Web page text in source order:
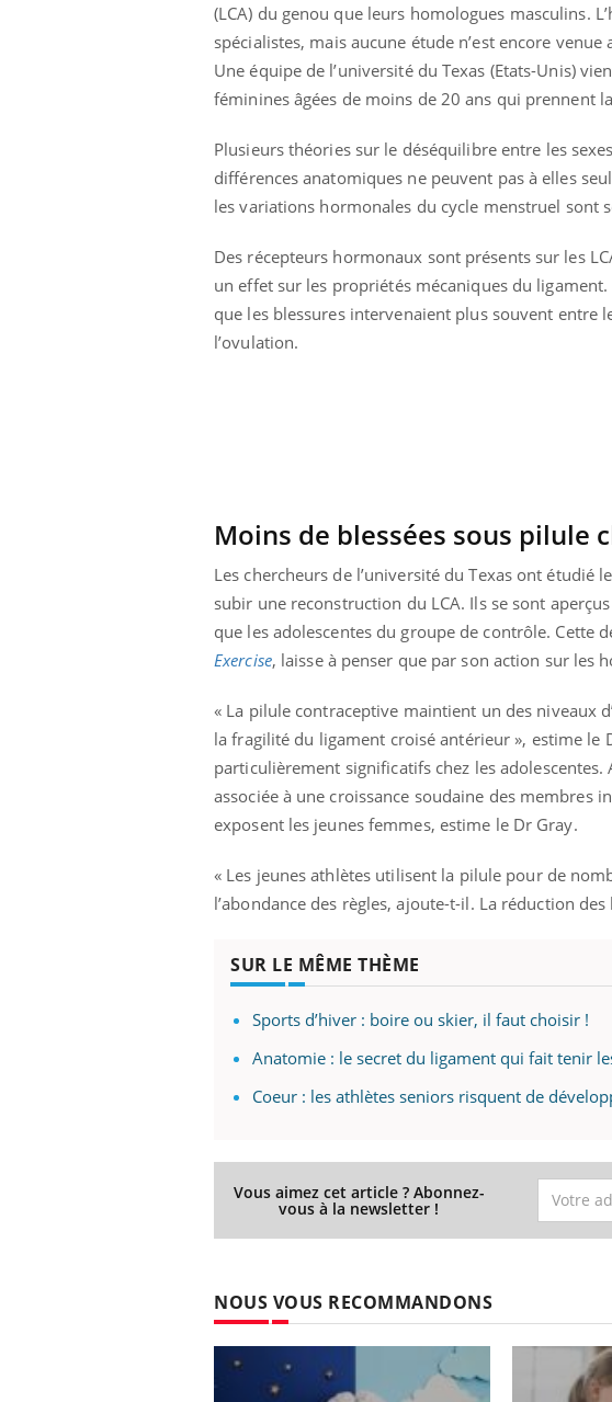
(LCA) du genou que leurs homologues masculins.
spécialistes, mais aucune étude n’est encore
Une équipe de l’université du Texas (Etats-Unis)
féminines âgées de moins de 20 ans qui prennent
Plusieurs théories sur le déséquilibre entre les
différences anatomiques ne peuvent pas à elles
les variations hormonales du cycle menstruel sont
Des récepteurs hormonaux sont présents sur les
un effet sur les propriétés mécaniques du
que les blessures intervenaient plus souvent entre
l’ovulation.
Moins de blessées sous pilule
Les chercheurs de l’université du Texas ont étudié
subir une reconstruction du LCA. Ils se sont
que les adolescentes du groupe de contrôle. Cette
Exercise, laisse à penser que par son action sur les
« La pilule contraceptive maintient un des niveaux
la fragilité du ligament croisé antérieur », estime le
particulièrement significatifs chez les
associée à une croissance soudaine des membres
exposent les jeunes femmes, estime le Dr Gray.
« Les jeunes athlètes utilisent la pilule pour de
l’abondance des règles, ajoute-t-il. La réduction
SUR LE MÊME THÈME
Sports d’hiver : boire ou skier, il faut choisir !
Anatomie : le secret du ligament qui fait tenir
Coeur : les athlètes seniors risquent de
Vous aimez cet article ? Abonnez-
vous à la newsletter !
NOUS VOUS RECOMMANDONS
modifient votre cerveau !
Mon enfant est-il trop